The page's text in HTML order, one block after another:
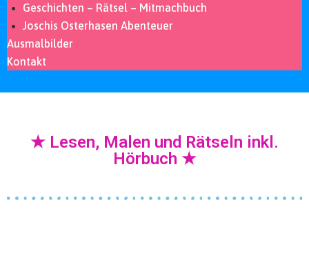
Geschichten – Rätsel – Mitmachbuch
Joschis Osterhasen Abenteuer
Ausmalbilder
Kontakt
★ Lesen, Malen und Rätseln inkl.
Hörbuch ★